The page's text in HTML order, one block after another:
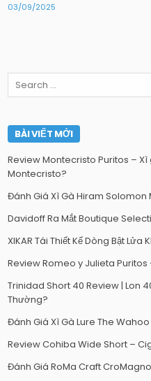
03/09/2025
Search
BÀI VIẾT MỚI
Review Montecristo Puritos –
Montecristo?
Đánh Giá Xì Gà Hiram Solomon
Davidoff Ra Mắt Boutique
XIKAR Tái Thiết Kế Dòng Bật Lửa
Review Romeo y Julieta Puritos
Trinidad Short 40 Review | Lon
Thường?
Đánh Giá Xì Gà Lure The
Review Cohiba Wide Short –
Đánh Giá RoMa Craft